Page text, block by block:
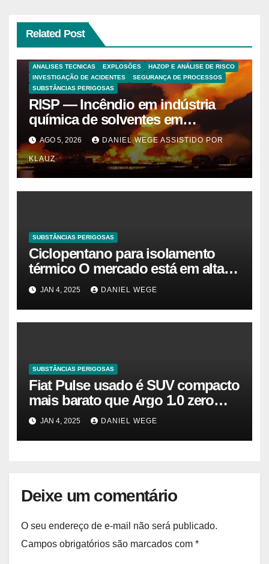
Related Post
ANALISES TECNICAS EXPLOSÕES
HAZOP E ANÁLISE DE RISCO
INVESTIGAÇÃO DE ACIDENTES
SEGURANÇA DE PROCESSOS
SUBSTÂNCIAS PERIGOSAS
RISP — Incêndio em indústria
química de solventes em
Itaquaquecetuba/SP
(UNIQUIMA/Quema)
AGO 5, 2026 DANIEL WEGE ASSISTIDO POR
KLAUZ
SUBSTÂNCIAS PERIGOSAS
Ciclopentano para isolamento
térmico O mercado está em alta
agora. Vamos entender o
tamanho do mercado, a
participação e a previsão até 2032
JAN 4, 2025 DANIEL WEGE
SUBSTÂNCIAS PERIGOSAS
Fiat Pulse usado é SUV compacto
mais barato que Argo 1.0 zero
quilômetro
JAN 4, 2025 DANIEL WEGE
Deixe um comentário
O seu endereço de e-mail não será publicado.
Campos obrigatórios são marcados com *